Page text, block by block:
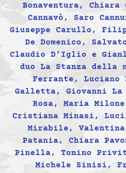
Bonaventura,
Cannavò, Saro
Giuseppe Carullo,
De Domenico,
Claudio D’Iglio e
duo La Stanza della
Ferrante, Luciano
Galletta, Giovanni La
Rosa, Maria
Cristiana Minasi,
Mirabile,
Patania, Chiara
Pinella, Tonino
Michele Sinisi,